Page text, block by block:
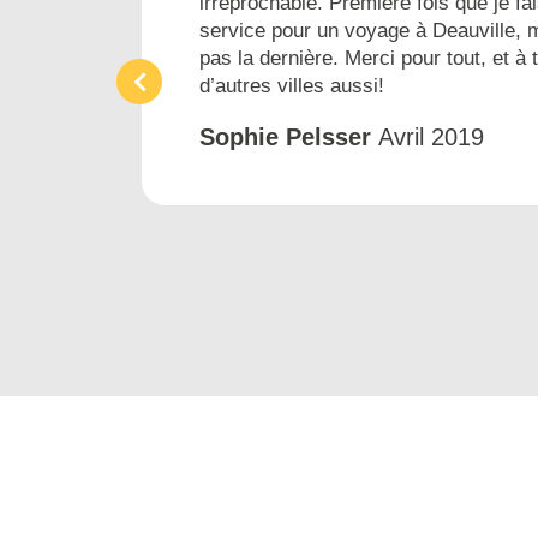
service pour un voyage à Deauville,
pas la dernière. Merci pour tout, et à
d’autres villes aussi!
Sophie Pelsser Avril 2019